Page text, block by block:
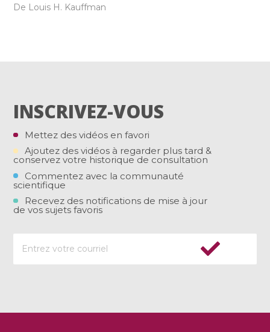
De Louis H. Kauffman
INSCRIVEZ-VOUS
Mettez des vidéos en favori
Ajoutez des vidéos à regarder plus tard &
conservez votre historique de consultation
Commentez avec la communauté
scientifique
Recevez des notifications de mise à jour
de vos sujets favoris